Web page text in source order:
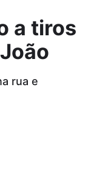
a tiros
rua e